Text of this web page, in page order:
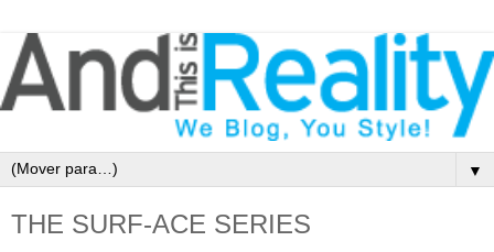
▼
THE SURF-ACE SERIES